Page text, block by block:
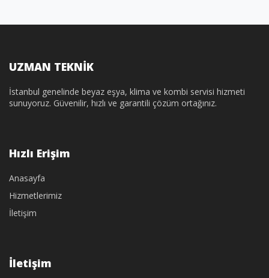
UZMAN TEKNİK
İstanbul genelinde beyaz eşya, klima ve kombi servisi hizmeti
sunuyoruz. Güvenilir, hızlı ve garantili çözüm ortağınız.
Hızlı Erişim
Anasayfa
Hizmetlerimiz
İletişim
İletişim